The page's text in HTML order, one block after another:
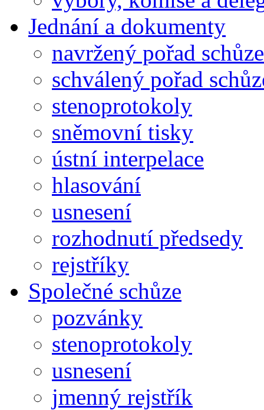
Jednání a dokumenty
navržený pořad schůze
schválený pořad
stenoprotokoly
sněmovní tisky
ústní interpelace
hlasování
usnesení
rozhodnutí předsedy
rejstříky
Společné schůze
pozvánky
stenoprotokoly
usnesení
jmenný rejstřík